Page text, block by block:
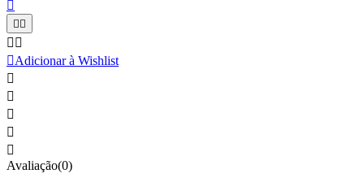

 
 
Adicionar à Wishlist





Avaliação(0)